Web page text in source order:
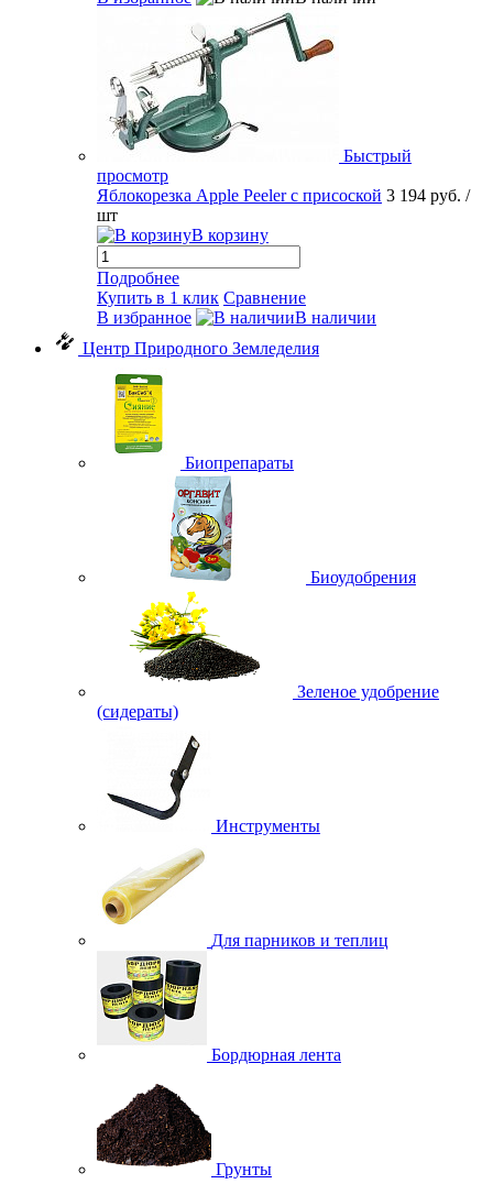
Быстрый
просмотр
Яблокорезка Apple Peeler с присоской 3 194 руб. /
шт
В корзину
Подробнее
Купить в 1 клик Сравнение
В избранное
В наличии
Центр Природного Земледелия
Биопрепараты
Биоудобрения
Зеленое удобрение
(сидераты)
Инструменты
Для парников и теплиц
Бордюрная лента
Грунты